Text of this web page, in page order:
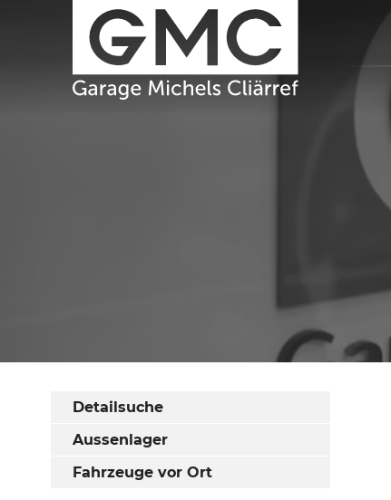
Detailsuche
Aussenlager
Fahrzeuge vor Ort